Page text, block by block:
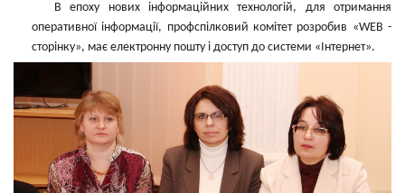
В епоху нових інформаційних технологій, для отримання
оперативної інформації, профспілковий комітет розробив «WEB -
сторінку», має електронну пошту і доступ до системи «Інтернет».